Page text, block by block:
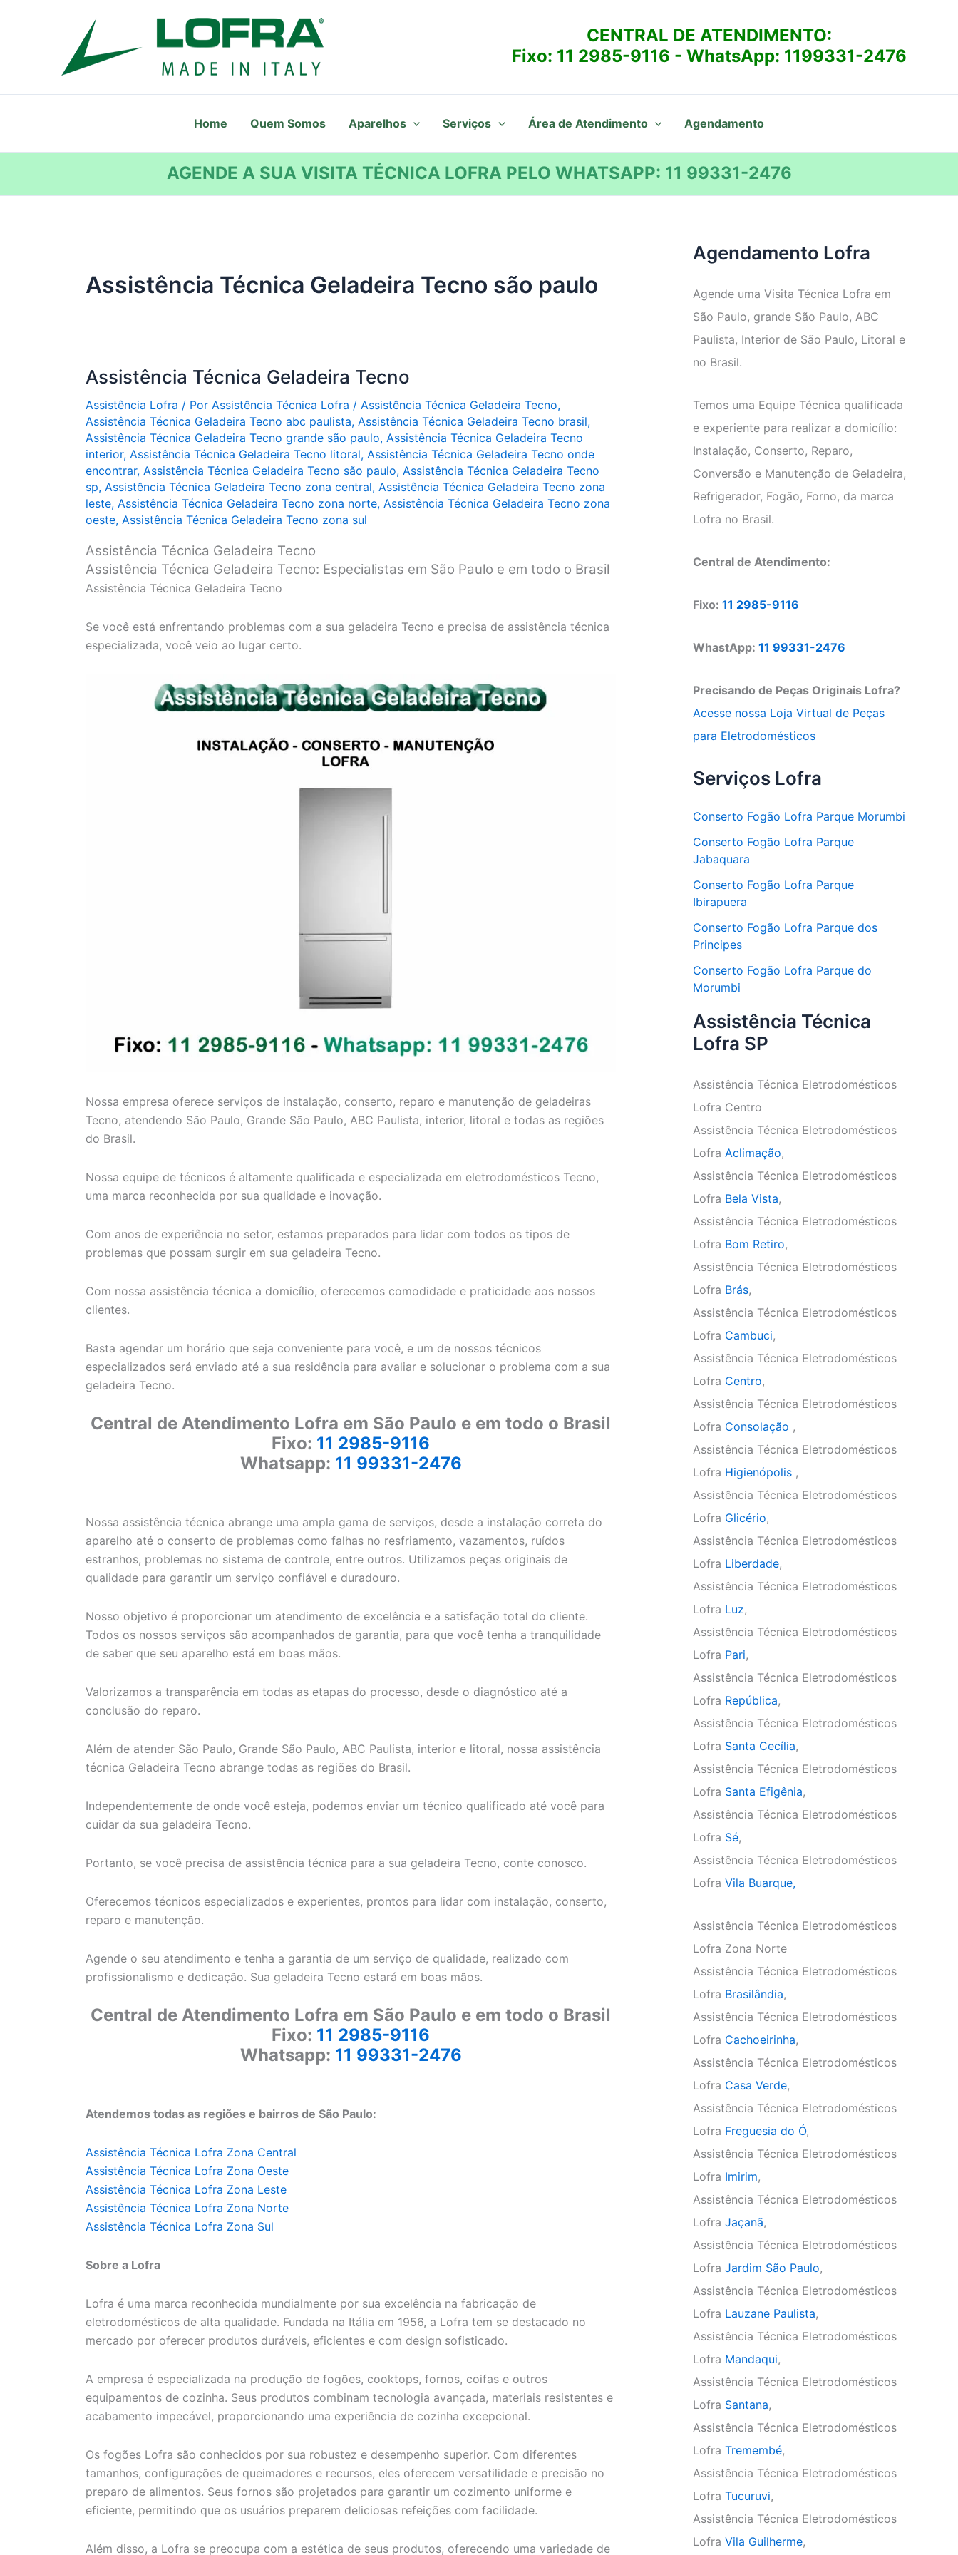
CENTRAL DE ATENDIMENTO:
Fixo: 11 2985-9116 - WhatsApp: 1199331-2476
Home Quem Somos Aparelhos Serviços Área de Atendimento Agendamento
AGENDE A SUA VISITA TÉCNICA LOFRA PELO WHATSAPP: 11 99331-2476
Assistência Técnica Geladeira Tecno são paulo
Assistência Técnica Geladeira Tecno
Assistência Lofra / Por Assistência Técnica Lofra / Assistência Técnica Geladeira Tecno,
Assistência Técnica Geladeira Tecno abc paulista, Assistência Técnica Geladeira Tecno brasil,
Assistência Técnica Geladeira Tecno grande são paulo, Assistência Técnica Geladeira Tecno
interior, Assistência Técnica Geladeira Tecno litoral, Assistência Técnica Geladeira Tecno onde
encontrar, Assistência Técnica Geladeira Tecno são paulo, Assistência Técnica Geladeira Tecno
sp, Assistência Técnica Geladeira Tecno zona central, Assistência Técnica Geladeira Tecno zona
leste, Assistência Técnica Geladeira Tecno zona norte, Assistência Técnica Geladeira Tecno zona
oeste, Assistência Técnica Geladeira Tecno zona sul
Assistência Técnica Geladeira Tecno
Assistência Técnica Geladeira Tecno: Especialistas em São Paulo e em todo o Brasil
Assistência Técnica Geladeira Tecno
Se você está enfrentando problemas com a sua geladeira Tecno e precisa de assistência técnica
especializada, você veio ao lugar certo.
Nossa empresa oferece serviços de instalação, conserto, reparo e manutenção de geladeiras
Tecno, atendendo São Paulo, Grande São Paulo, ABC Paulista, interior, litoral e todas as regiões
do Brasil.
Nossa equipe de técnicos é altamente qualificada e especializada em eletrodomésticos Tecno,
uma marca reconhecida por sua qualidade e inovação.
Com anos de experiência no setor, estamos preparados para lidar com todos os tipos de
problemas que possam surgir em sua geladeira Tecno.
Com nossa assistência técnica a domicílio, oferecemos comodidade e praticidade aos nossos
clientes.
Basta agendar um horário que seja conveniente para você, e um de nossos técnicos
especializados será enviado até a sua residência para avaliar e solucionar o problema com a sua
geladeira Tecno.
Central de Atendimento Lofra em São Paulo e em todo o Brasil
Fixo: 11 2985-9116
Whatsapp: 11 99331-2476
Nossa assistência técnica abrange uma ampla gama de serviços, desde a instalação correta do
aparelho até o conserto de problemas como falhas no resfriamento, vazamentos, ruídos
estranhos, problemas no sistema de controle, entre outros. Utilizamos peças originais de
qualidade para garantir um serviço confiável e duradouro.
Nosso objetivo é proporcionar um atendimento de excelência e a satisfação total do cliente.
Todos os nossos serviços são acompanhados de garantia, para que você tenha a tranquilidade
de saber que seu aparelho está em boas mãos.
Valorizamos a transparência em todas as etapas do processo, desde o diagnóstico até a
conclusão do reparo.
Além de atender São Paulo, Grande São Paulo, ABC Paulista, interior e litoral, nossa assistência
técnica Geladeira Tecno abrange todas as regiões do Brasil.
Independentemente de onde você esteja, podemos enviar um técnico qualificado até você para
cuidar da sua geladeira Tecno.
Portanto, se você precisa de assistência técnica para a sua geladeira Tecno, conte conosco.
Oferecemos técnicos especializados e experientes, prontos para lidar com instalação, conserto,
reparo e manutenção.
Agende o seu atendimento e tenha a garantia de um serviço de qualidade, realizado com
profissionalismo e dedicação. Sua geladeira Tecno estará em boas mãos.
Central de Atendimento Lofra em São Paulo e em todo o Brasil
Fixo: 11 2985-9116
Whatsapp: 11 99331-2476
Atendemos todas as regiões e bairros de São Paulo:
Assistência Técnica Lofra Zona Central
Assistência Técnica Lofra Zona Oeste
Assistência Técnica Lofra Zona Leste
Assistência Técnica Lofra Zona Norte
Assistência Técnica Lofra Zona Sul
Sobre a Lofra
Lofra é uma marca reconhecida mundialmente por sua excelência na fabricação de
eletrodomésticos de alta qualidade. Fundada na Itália em 1956, a Lofra tem se destacado no
mercado por oferecer produtos duráveis, eficientes e com design sofisticado.
A empresa é especializada na produção de fogões, cooktops, fornos, coifas e outros
equipamentos de cozinha. Seus produtos combinam tecnologia avançada, materiais resistentes e
acabamento impecável, proporcionando uma experiência de cozinha excepcional.
Os fogões Lofra são conhecidos por sua robustez e desempenho superior. Com diferentes
tamanhos, configurações de queimadores e recursos, eles oferecem versatilidade e precisão no
preparo de alimentos. Seus fornos são projetados para garantir um cozimento uniforme e
eficiente, permitindo que os usuários preparem deliciosas refeições com facilidade.
Além disso, a Lofra se preocupa com a estética de seus produtos, oferecendo uma variedade de
Agendamento Lofra
Agende uma Visita Técnica Lofra em
São Paulo, grande São Paulo, ABC
Paulista, Interior de São Paulo, Litoral e
no Brasil.
Temos uma Equipe Técnica qualificada
e experiente para realizar a domicílio:
Instalação, Conserto, Reparo,
Conversão e Manutenção de Geladeira,
Refrigerador, Fogão, Forno, da marca
Lofra no Brasil.
Central de Atendimento:
Fixo: 11 2985-9116
WhastApp: 11 99331-2476
Precisando de Peças Originais Lofra?
Acesse nossa Loja Virtual de Peças
para Eletrodomésticos
Serviços Lofra
Conserto Fogão Lofra Parque Morumbi
Conserto Fogão Lofra Parque
Jabaquara
Conserto Fogão Lofra Parque
Ibirapuera
Conserto Fogão Lofra Parque dos
Principes
Conserto Fogão Lofra Parque do
Morumbi
Assistência Técnica
Lofra SP
Assistência Técnica Eletrodomésticos
Lofra Centro
Assistência Técnica Eletrodomésticos
Lofra Aclimação,
Assistência Técnica Eletrodomésticos
Lofra Bela Vista,
Assistência Técnica Eletrodomésticos
Lofra Bom Retiro,
Assistência Técnica Eletrodomésticos
Lofra Brás,
Assistência Técnica Eletrodomésticos
Lofra Cambuci,
Assistência Técnica Eletrodomésticos
Lofra Centro,
Assistência Técnica Eletrodomésticos
Lofra Consolação ,
Assistência Técnica Eletrodomésticos
Lofra Higienópolis ,
Assistência Técnica Eletrodomésticos
Lofra Glicério,
Assistência Técnica Eletrodomésticos
Lofra Liberdade,
Assistência Técnica Eletrodomésticos
Lofra Luz,
Assistência Técnica Eletrodomésticos
Lofra Pari,
Assistência Técnica Eletrodomésticos
Lofra República,
Assistência Técnica Eletrodomésticos
Lofra Santa Cecília,
Assistência Técnica Eletrodomésticos
Lofra Santa Efigênia,
Assistência Técnica Eletrodomésticos
Lofra Sé,
Assistência Técnica Eletrodomésticos
Lofra Vila Buarque,
Assistência Técnica Eletrodomésticos
Lofra Zona Norte
Assistência Técnica Eletrodomésticos
Lofra Brasilândia,
Assistência Técnica Eletrodomésticos
Lofra Cachoeirinha,
Assistência Técnica Eletrodomésticos
Lofra Casa Verde,
Assistência Técnica Eletrodomésticos
Lofra Freguesia do Ó,
Assistência Técnica Eletrodomésticos
Lofra Imirim,
Assistência Técnica Eletrodomésticos
Lofra Jaçanã,
Assistência Técnica Eletrodomésticos
Lofra Jardim São Paulo,
Assistência Técnica Eletrodomésticos
Lofra Lauzane Paulista,
Assistência Técnica Eletrodomésticos
Lofra Mandaqui,
Assistência Técnica Eletrodomésticos
Lofra Santana,
Assistência Técnica Eletrodomésticos
Lofra Tremembé,
Assistência Técnica Eletrodomésticos
Lofra Tucuruvi,
Assistência Técnica Eletrodomésticos
Lofra Vila Guilherme,